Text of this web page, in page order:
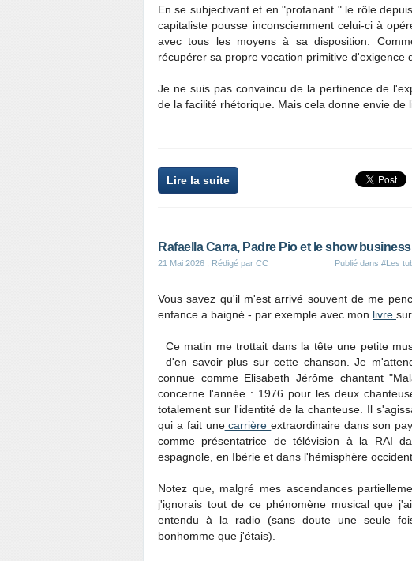
En se subjectivant et en "profanant " le rôle
capitaliste pousse inconsciemment celui-ci à
avec tous les moyens à sa disposition.
récupérer sa propre vocation primitive d'exigence
Je ne suis pas convaincu de la pertinence de
de la facilité rhétorique. Mais cela donne envie de
Lire la suite
Rafaella Carra, Padre Pio et le show business
21 Mai 2026 , Rédigé par CC Publié dans #Les
Vous savez qu'il m'est arrivé souvent de me
enfance a baigné - par exemple avec mon livre
Ce matin me trottait dans la tête une petite
d'en savoir plus sur cette chanson. Je
connue comme Elisabeth Jérôme chantant
concerne l'année : 1976 pour les deux
totalement sur l'identité de la chanteuse. Il
qui a fait unecarrièreextraordinaire dans son
comme présentatrice de télévision à la RAI
espagnole, en Ibérie et dans l'hémisphère
Notez que, malgré mes ascendances
j'ignorais tout de ce phénomène musical que
entendu à la radio (sans doute une seule
bonhomme que j'étais).